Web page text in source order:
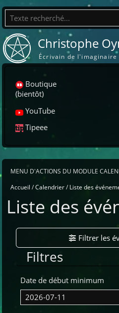
Recherche
Christophe
Écrivain de l'imaginaire
Boutique
(bientôt)
YouTube
Tipeee
MENU D'ACTIONS DU MODULE
Accueil Calendrier Liste des
Liste des
Filtrer les
Filtres
Date de début minimum